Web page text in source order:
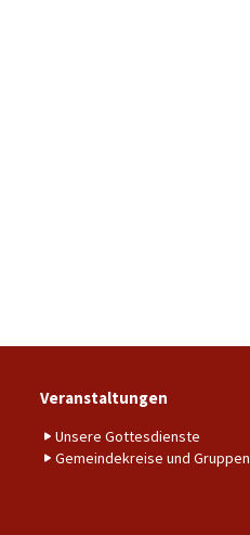
Veranstaltungen
Unsere Gottesdienste
Gemeindekreise und Gruppen